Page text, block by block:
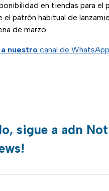
en tiendas para el
el patrón habitual de
de marzo.
nuestro canal de WhatsApp
sigue a adn